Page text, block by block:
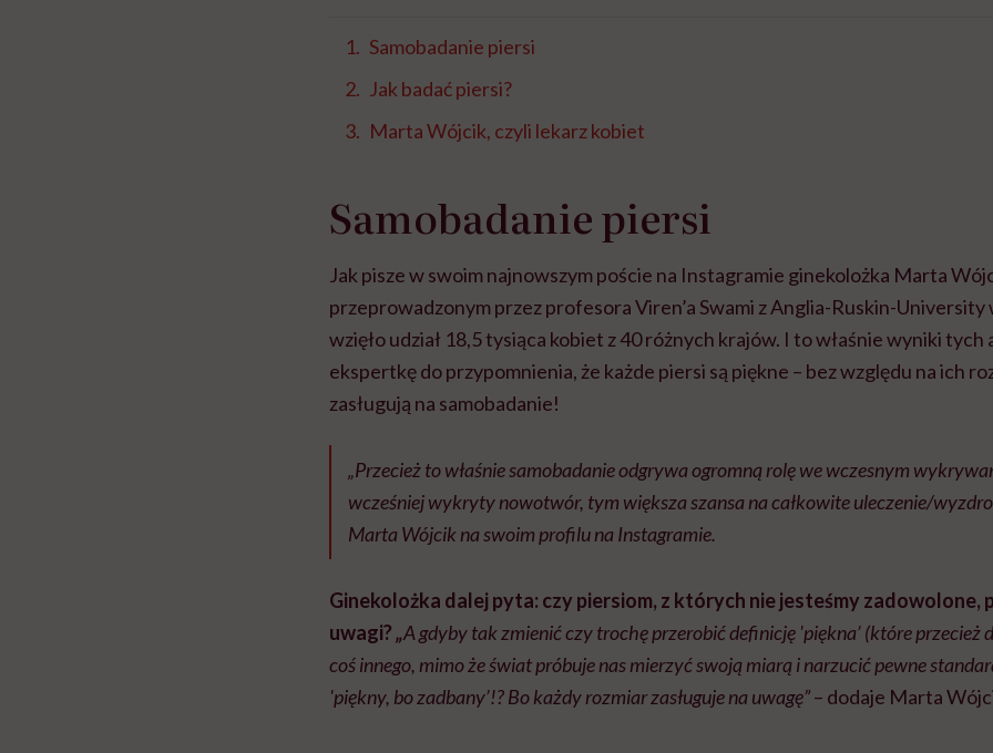
Samobadanie piersi
Jak badać piersi?
Marta Wójcik, czyli lekarz kobiet
Samobadanie piersi
Jak pisze w swoim najnowszym poście na Instagramie ginekolożka Marta
przeprowadzonym przez profesora Viren’a Swami z Anglia-Ruskin-University
wzięło udział 18,5 tysiąca kobiet z 40 różnych krajów. I to właśnie wyniki tych
ekspertkę do przypomnienia, że każde piersi są piękne – bez względu na ich
zasługują na samobadanie!
„Przecież to właśnie samobadanie odgrywa ogromną rolę we wczesnym
wcześniej wykryty nowotwór, tym większa szansa na całkowite uleczenie/
Marta Wójcik na swoim profilu na Instagramie.
Ginekolożka dalej pyta: czy piersiom, z których nie jesteśmy zadowolone,
uwagi?„A gdyby tak zmienić czy trochę przerobić definicję 'piękna’ (które przecież
coś innego, mimo że świat próbuje nas mierzyć swoją miarą i narzucić pewne
'piękny, bo zadbany’!? Bo każdy rozmiar zasługuje na uwagę”– dodaje Marta